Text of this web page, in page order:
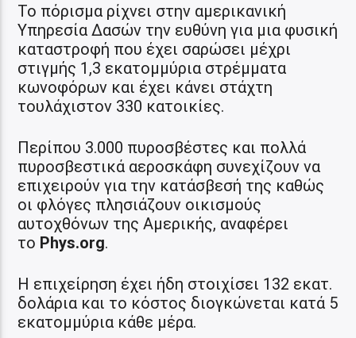
Το πόρισμα ρίχνει στην αμερικανική
Υπηρεσία Δασών την ευθύνη για μια φυσική
καταστροφή που έχει σαρώσει μέχρι
στιγμής 1,3 εκατομμύρια στρέμματα
κωνοφόρων και έχει κάνει στάχτη
τουλάχιστον 330 κατοικίες.
Περίπου 3.000 πυροσβέστες και πολλά
πυροσβεστικά αεροσκάφη συνεχίζουν να
επιχειρούν για την κατάσβεσή της καθώς
οι φλόγες πλησιάζουν οικισμούς
αυτοχθόνων της Αμερικής, αναφέρει
το Phys.org.
H επιχείρηση έχει ήδη στοιχίσει 132 εκατ.
δολάρια και το κόστος διογκώνεται κατά 5
εκατομμύρια κάθε μέρα.